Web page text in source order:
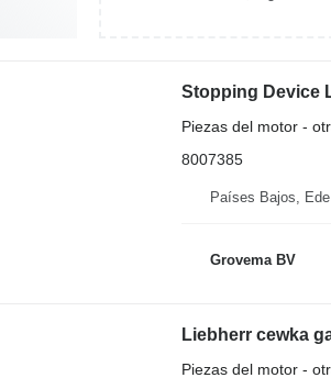
Piezas del motor -
8007385
Países Bajos, Ede
Grovema BV
Piezas del motor -